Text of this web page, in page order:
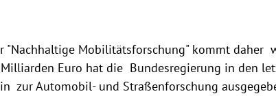
"Nachhaltige Mobilitätsforschung" kommt daher
Euro hat die  Bundesregierung in den
zur Automobil- und Straßenforschung